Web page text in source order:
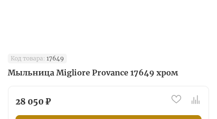
Код товара: 17649
Mыльница Migliore Provance 17649 хром
28 050 ₽